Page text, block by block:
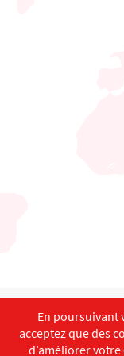
Copyright ©ISEC-
En poursuivant
acceptez que des
d’améliorer